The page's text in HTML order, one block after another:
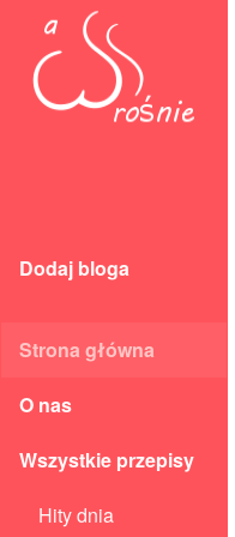
Dodaj bloga
Strona główna
O nas
Wszystkie przepisy
Hity dnia